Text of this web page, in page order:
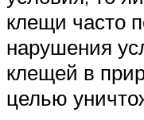
клещи часто
нарушения
клещей в
целью